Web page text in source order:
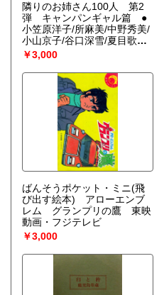
隣りのお姉さん100人 第2
弾 キャンパンギャル篇 ●
小笠原洋子/所麻美/中野秀美/
小山京子/谷口深雪/夏目歌子/
山本絵里/大崎順子/小川悦子/
河野広美/島田良江/岸本晶子/
大月まり/遠藤薫/斉藤リカ/高
坂美沙/静沢れい子/石田嘉子/
榊原靖子/杉本マリ子/北川麻
美/佐川明子/橋本ひろみ/小暮
町子//池田清美/他
￥3,000
ばんそうポケット・ミニ(飛
び出す絵本) アローエンブ
レム グランプリの鷹 東映
動画・フジテレビ
￥3,000